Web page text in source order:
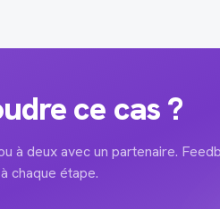
ce cas ?
à deux avec un partenaire.
chaque étape.